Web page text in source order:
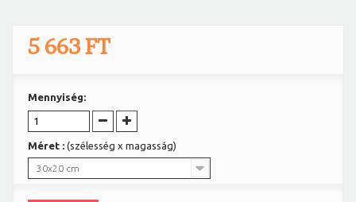
5 663 FT
Mennyiség:
Méret : (szélesség x magasság)
30x20 cm